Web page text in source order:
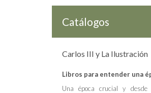
Catálogos
Carlos III y La Ilustración
Libros para entender una
Una época crucial y desde